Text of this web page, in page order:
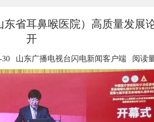
省耳鼻喉医院）高质量发展
开
30 山东广播电视台闪电新闻客户端 阅读